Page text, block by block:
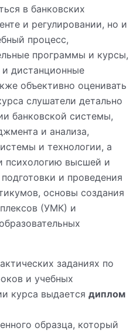
в банковских
и регулировании, но и
процесс,
программы и курсы,
дистанционные
объективно оценивать
слушатели детально
банковской системы,
и анализа,
и технологии, а
психологию высшей и
и проведения
основы создания
(УМК) и
заданиях по
и учебных
курса выдается диплом
образца, который